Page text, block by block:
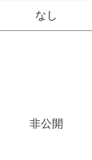
なし
非公開